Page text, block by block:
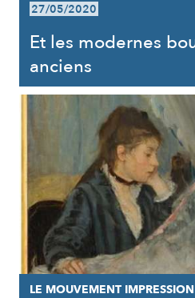
27/05/2020
Et les modernes
anciens
LE MOUVEMENT